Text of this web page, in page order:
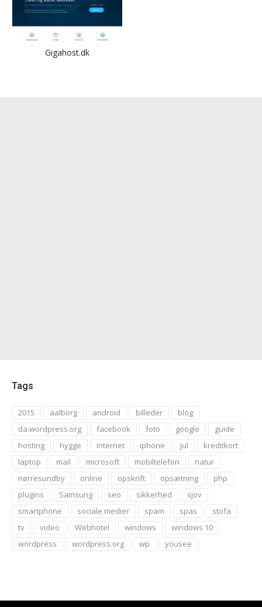
Gigahost.dk
Tags
2015 aalborg android billeder
blog
da.wordpress.org
facebook foto google
guide
hosting
hygge internet iphone jul
kreditkort
laptop
mail microsoft mobiltelefon
natur
nørresundby
online opskrift opsætning
php
plugins
Samsung seo sikkerhed
sjov
smartphone
sociale medier spam spas
stofa
tv
video Webhotel windows
windows 10
wordpress
wordpress.org wp yousee